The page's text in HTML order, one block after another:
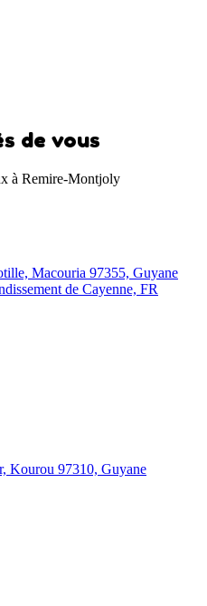
de vous
à Remire-Montjoly
Macouria 97355, Guyane
de Cayenne, FR
Kourou 97310, Guyane